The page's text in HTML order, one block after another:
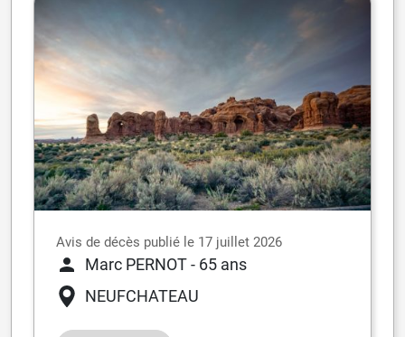
Avis de décès publié le 17 juillet 2026
Marc PERNOT- 65 ans
NEUFCHATEAU